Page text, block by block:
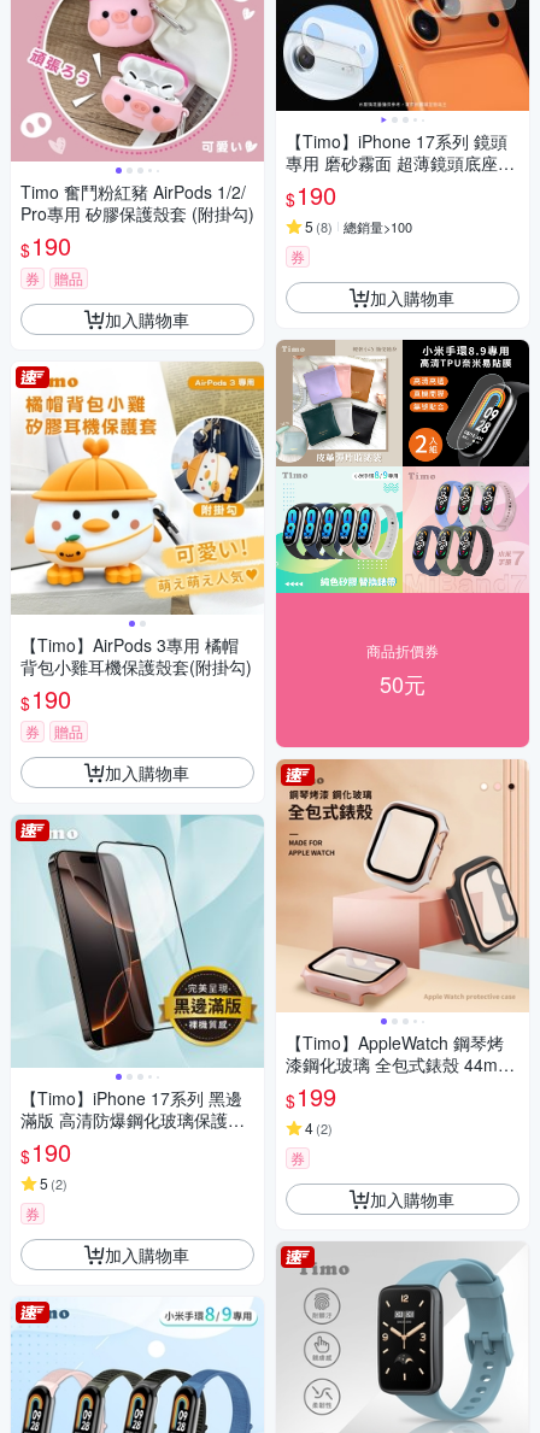
Timo 奮鬥粉紅豬 AirPods 1/2/
Pro專用 矽膠保護殼套 (附掛勾)
$190
券 贈品
加入購物車
【Timo】AirPods 3專用 橘帽
背包小雞耳機保護殼套(附掛勾)
$190
券 贈品
加入購物車
【Timo】iPhone 17系列 黑邊
滿版 高清防爆鋼化玻璃保護貼
膜
$190
5 (2)
券
加入購物車
【Timo】iPhone 17系列 鏡頭
專用 磨砂霧面 超薄鏡頭底座保
護貼
$190
5 (8) 總銷量>100
券
加入購物車
商品折價券
50元
【Timo】AppleWatch 鋼琴烤
漆鋼化玻璃 全包式錶殼 44mm/
45mm
$199
4(2)
券
加入購物車